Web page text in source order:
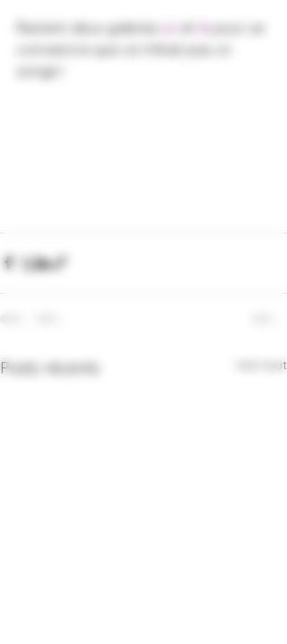
Restent deux galeries
convaincre que ce n'était pas un
songe !
Posts récents Voir tout